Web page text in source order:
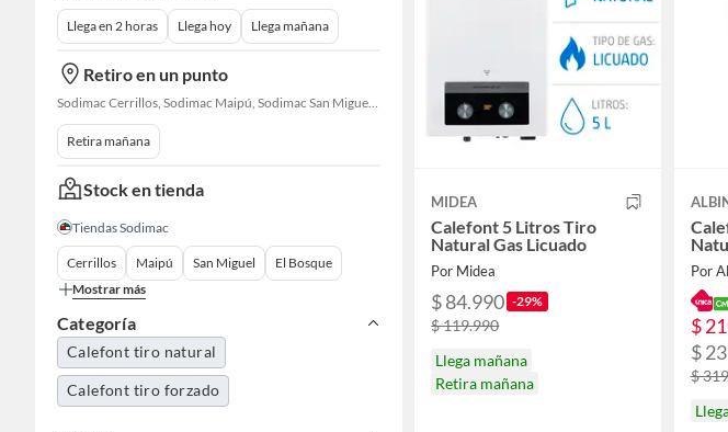
Llega en 2 horas Llega hoy Llega mañana
Retiro en un punto
Sodimac Cerrillos, Sodimac Maipú, Sodimac San Miguel, Sodimac El Bosque, Sodimac San Bernardo, Constructor Cantagallo, Sodimac Talagante, Sodimac San Fernando
Retira mañana
Stock en tienda
Tiendas Sodimac
Cerrillos Maipú San Miguel
El Bosque
Mostrar más
Categoría
Calefont tiro natural
Calefont tiro forzado
MIDEA
Calefont 5 Litros Tiro
Natural Gas Licuado
Por Midea
$ 84.990 -29%
$ 119.990
Llega mañana
Retira mañana
Por
$
$
$